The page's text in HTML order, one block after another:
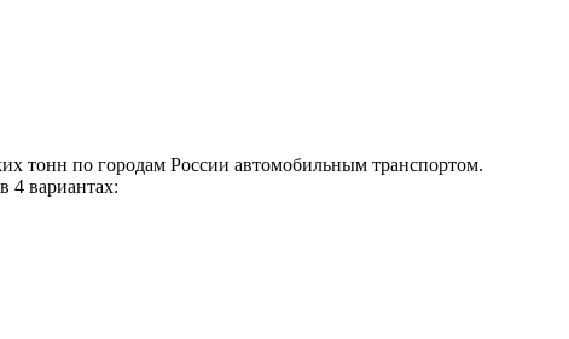
тонн по городам России автомобильным транспортом.
4 вариантах: